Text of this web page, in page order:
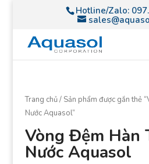
Hotline/Zalo:
Trang chủ/ Sản phẩm được gắn thẻ
Nước Aquasol”
Vòng Đệm Hàn
Nước Aquasol